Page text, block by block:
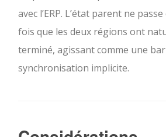
avec l’ERP. L’état parent ne passe
fois que les deux régions ont
terminé, agissant comme une
synchronisation implicite.